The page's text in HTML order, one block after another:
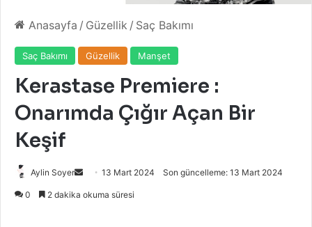
Anasayfa / Güzellik / Saç Bakımı
Saç Bakımı Güzellik Manşet
Kerastase Premiere :
Onarımda Çığır Açan Bir
Keşif
Aylin Soyer
Bir
13 Mart 2024 Son güncelleme: 13 Mart 2024
0 2 dakika okuma süresi